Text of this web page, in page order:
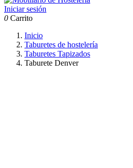
Iniciar sesión
0 Carrito
Inicio
Taburetes de hostelería
Taburetes Tapizados
Taburete Denver